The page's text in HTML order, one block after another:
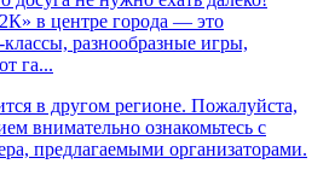
в центре города — это
классы, разнообразные игры,
га...
в другом регионе. Пожалуйста,
внимательно ознакомьтесь с
предлагаемыми организаторами.